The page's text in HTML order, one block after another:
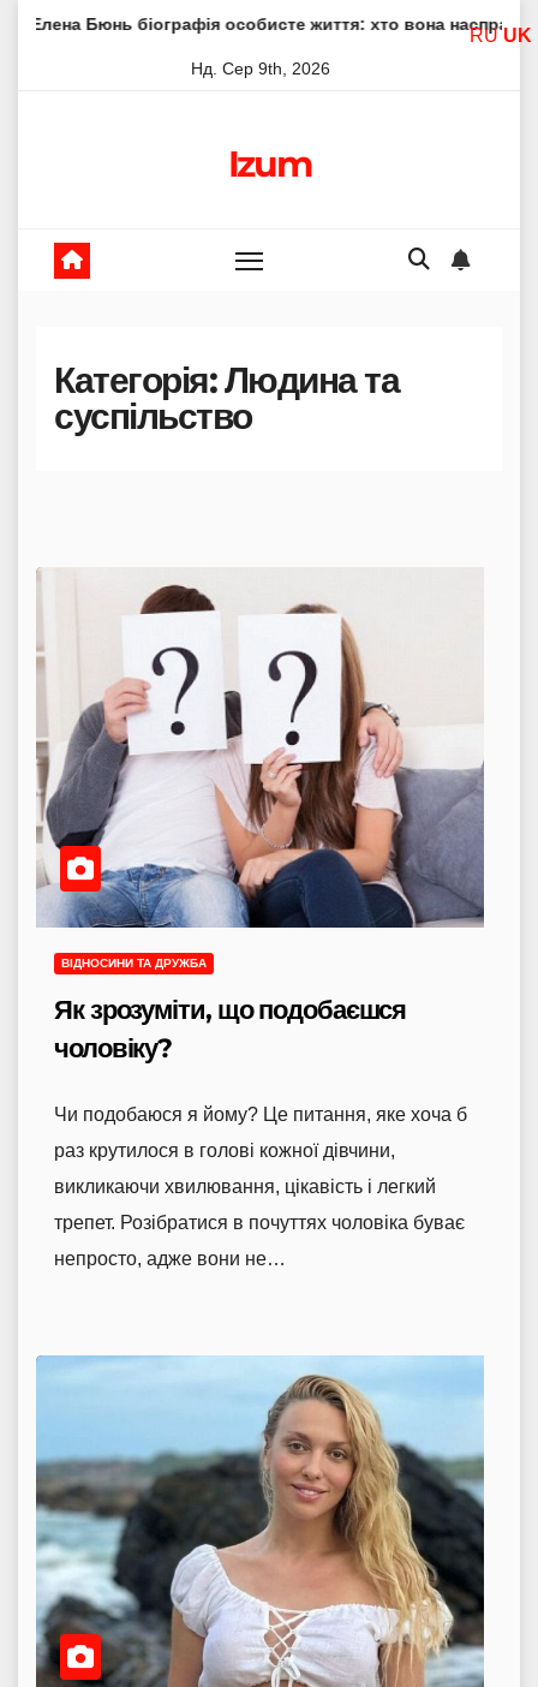
Skip
особисте життя: хто вона насправді Елена
Нд. Сер 9th, 2026
Izum
Категорія:Людина та
суспільство
ВІДНОСИНИ ТА ДРУЖБА
Як зрозуміти, що подобаєшся
чоловіку?
Чи подобаюся я йому? Це питання, яке хоча б
раз крутилося в голові кожної дівчини,
викликаючи хвилювання, цікавість і легкий
трепет. Розібратися в почуттях чоловіка буває
непросто, адже вони не…
RU UK